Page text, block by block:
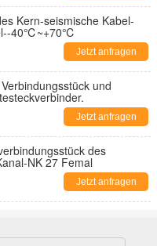
Kern-seismische Kabel-
40℃~+70℃
Jetzt anfragen
und
Jetzt anfragen
des
NK 27 Femal
Jetzt anfragen